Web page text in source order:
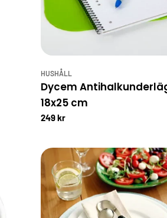
HUSHÅLL
Dycem
18x25 cm
249 kr